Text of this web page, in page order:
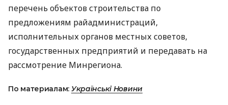
перечень объектов строительства по
предложениям райадминистраций,
исполнительных органов местных советов,
государственных предприятий и передавать на
рассмотрение Минрегиона.
По материалам: Українські Новини